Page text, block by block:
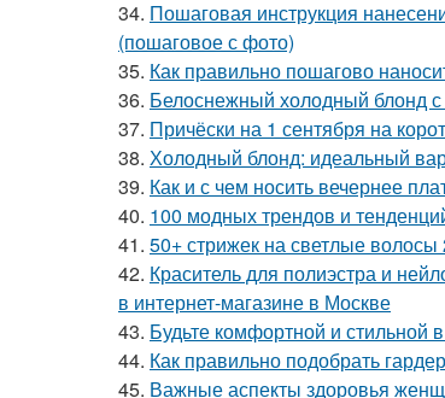
34. Пошаговая инструкция
(пошаговое с фото)
35. Как правильно пошагово
36. Белоснежный холодный блонд
37. Причёски на 1 сентября на
38. Холодный блонд: идеальный
39. Как и с чем носить вечернее
40. 100 модных трендов и
41. 50+ стрижек на светлые
42. Краситель для полиэстра и
в интернет-магазине в Москве
43. Будьте комфортной и стильной
44. Как правильно подобрать
45. Важные аспекты здоровья